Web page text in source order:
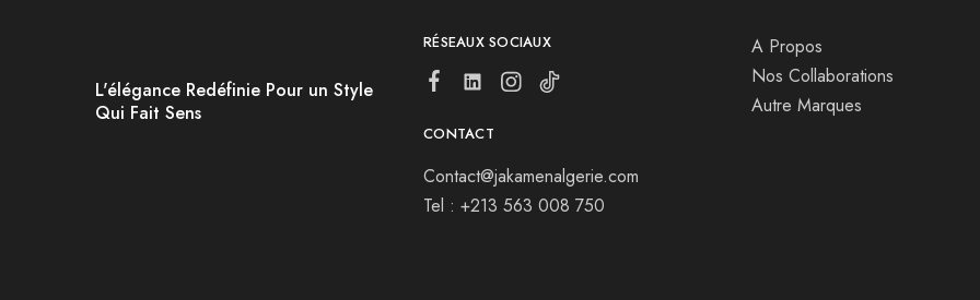
L'élégance Redéfinie Pour un Style
Qui Fait Sens
RÉSEAUX SOCIAUX
CONTACT
Contact@jakamenalgerie.com
Tel : +213 563 008 750
A Propos
Nos Collaborations
Autre Marques